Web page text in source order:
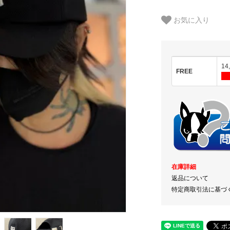
お気に入り
FREE
在庫詳細
返品について
特定商取引法に基づ